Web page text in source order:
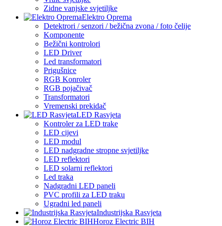
Zidne vanjske svjetiljke
Elektro Oprema
Detektrori / senzori / bežična zvona / foto čelije
Komponente
Bežični kontrolori
LED Driver
Led transformatori
Prigušnice
RGB Konroler
RGB pojačivač
Transformatori
Vremenski prekidač
LED Rasvjeta
Kontroler za LED trake
LED cijevi
LED modul
LED nadgradne stropne svjetiljke
LED reflektori
LED solarni reflektori
Led traka
Nadgradni LED paneli
PVC profili za LED traku
Ugradni led paneli
Industrijska Rasvjeta
Horoz Electric BIH